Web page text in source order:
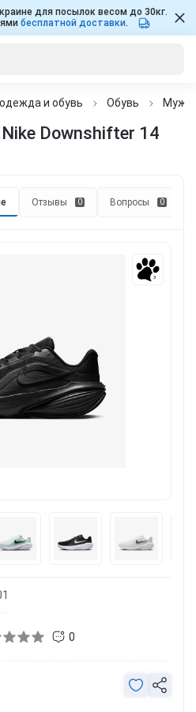
для посылок весом до 30кг.
бесплатной доставки.
и обувь Обувь
Nike Downshifter 14
Отзывы 0 Вопросы 0
3
0